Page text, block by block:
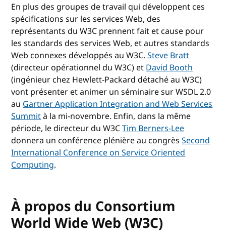
En plus des groupes de travail qui développent ces
spécifications sur les services Web, des
représentants du W3C prennent fait et cause pour
les standards des services Web, et autres standards
Web connexes développés au W3C.Steve Bratt
(directeur opérationnel du W3C) etDavid Booth
(ingénieur chez Hewlett-Packard détaché au W3C)
vont présenter et animer un séminaire sur WSDL 2.0
auGartner Application Integration and Web Services
Summità la mi-novembre. Enfin, dans la même
période, le directeur du W3CTim Berners-Lee
donnera un conférence plénière au congrèsSecond
International Conference on Service Oriented
Computing.
À propos du Consortium
World Wide Web (W3C)